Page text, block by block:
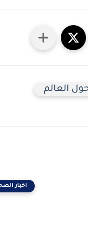
حول العالم
اخبار